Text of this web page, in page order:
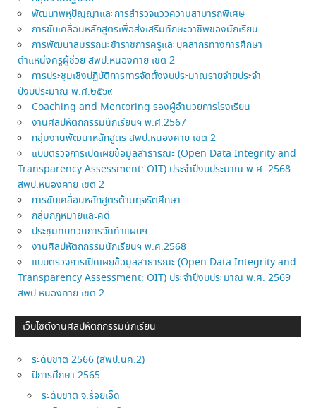
พัฒนาพหุปัญญาและการสำรวจแววความสามารถพิเศษ
การขับเคลื่อนหลักสูตรเพื่อส่งเสริมทักษะอาชีพของนักเรียน
การพัฒนาสมรรถนะข้าราชการครูและบุคลากรทางการศึกษา
ตำแหน่งครูผู้ช่วย สพป.หนองคาย เขต 2
การประชุมเชิงปฏิบัติการการจัดตั้งงบประมาณรายจ่ายประจำ
ปีงบประมาณ พ.ศ.๒๕๖๙
Coaching and Mentoring รองผู้อำนวยการโรงเรียน
งานศิลปหัตถกรรมนักเรียนฯ พ.ศ.2567
กลุ่มงานพัฒนาหลักสูตร สพป.หนองคาย เขต 2
แบบตรวจการเปิดเผยข้อมูลสาธารณะ (Open Data Integrity and
Transparency Assessment: OIT) ประจำปีงบประมาณ พ.ศ. 2568
สพป.หนองคาย เขต 2
การขับเคลื่อนหลักสูตรต้านทุจริตศึกษา
กลุ่มกฎหมายและคดี
ประชุมทบทวนการจัดทำแผนฯ
งานศิลปหัตถกรรมนักเรียนฯ พ.ศ.2568
แบบตรวจการเปิดเผยข้อมูลสาธารณะ (Open Data Integrity and
Transparency Assessment: OIT) ประจำปีงบประมาณ พ.ศ. 2569
สพป.หนองคาย เขต 2
เว็บไซต์งานศิลปหัตถกรรมนักเรียน
ระดับชาติ 2566 (สพป.นค.2)
ปีการศึกษา 2565
ระดับชาติ จ.ร้อยเอ็ด